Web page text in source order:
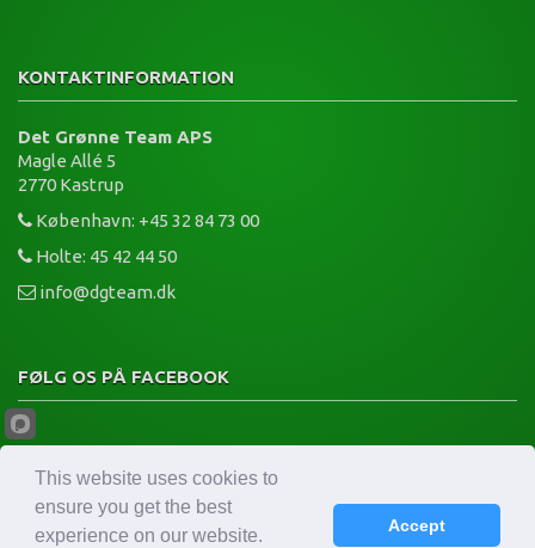
KONTAKTINFORMATION
Det Grønne Team APS
Magle Allé 5
2770 Kastrup
København: +45 32 84 73 00
Holte: 45 42 44 50
info@dgteam.dk
FØLG OS PÅ FACEBOOK
© Copyright 2014 – Det Grønne Team ApS Terms of Use•Privacy Policy
This website uses cookies to
ensure you get the best
experience on our website.
Accept